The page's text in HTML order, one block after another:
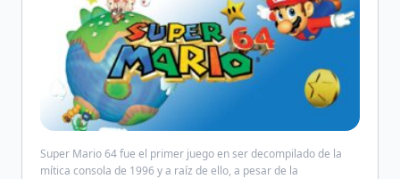
Super Mario 64 fue el primer juego en ser decompilado de la
mítica consola de 1996 y a raíz de ello, a pesar de la